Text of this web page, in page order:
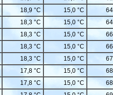
18,9 °C 15,0 °C
18,3 °C 15,0 °C
18,3 °C 15,0 °C
18,3 °C 15,0 °C
18,3 °C 15,0 °C
17,8 °C 15,0 °C
17,8 °C 15,0 °C